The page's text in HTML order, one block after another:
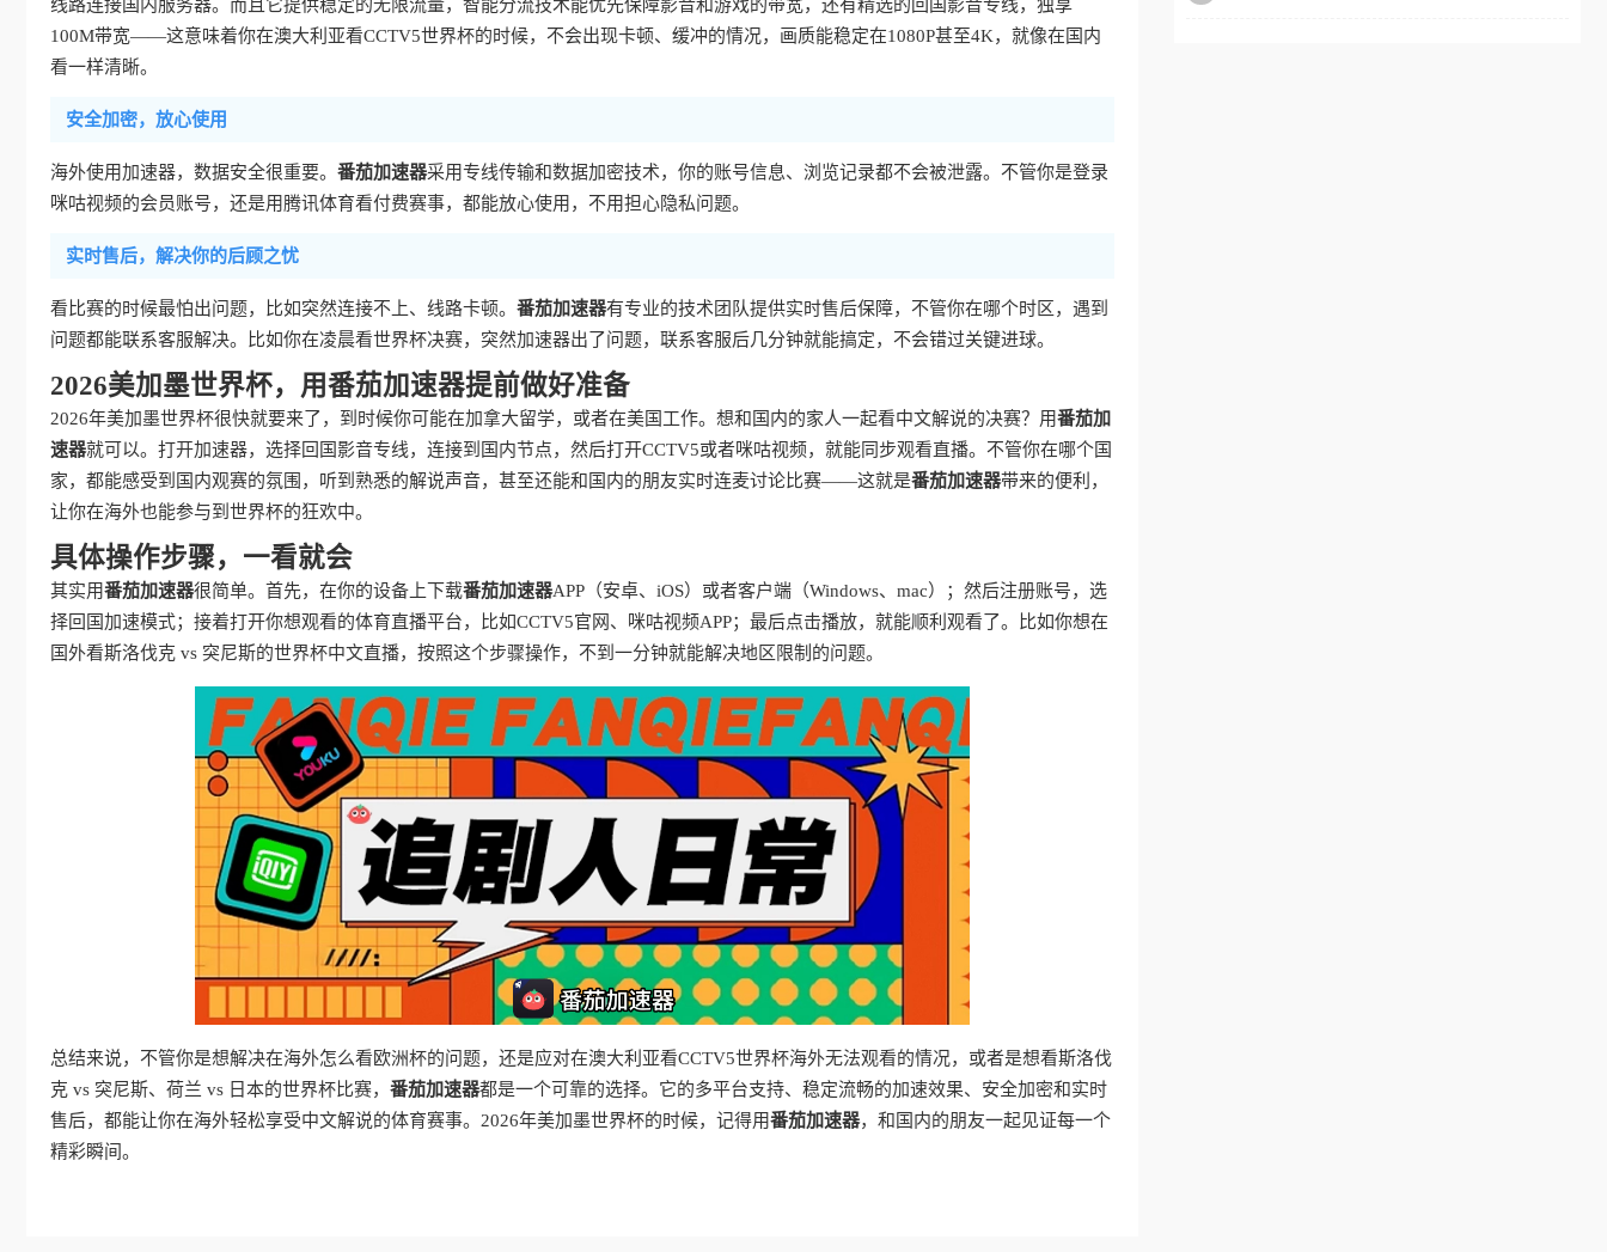
线路连接国内服务器。而且它提供稳定的无限流量，智能分流技术能优先保障影音和游戏的带宽，还有精选的回国影音专线，独享
100M带宽——这意味着你在澳大利亚看CCTV5世界杯的时候，不会出现卡顿、缓冲的情况，画质能稳定在1080P甚至4K，就像在国内
看一样清晰。
安全加密，放心使用
海外使用加速器，数据安全很重要。 番茄加速器采用专线传输和数据加密技术，你的账号信息、浏览记录都不会被泄露。不管你是登录
咪咕视频的会员账号，还是用腾讯体育看付费赛事，都能放心使用，不用担心隐私问题。
实时售后，解决你的后顾之忧
看比赛的时候最怕出问题，比如突然连接不上、线路卡顿。 番茄加速器有专业的技术团队提供实时售后保障，不管你在哪个时区，遇到
问题都能联系客服解决。比如你在凌晨看世界杯决赛，突然加速器出了问题，联系客服后几分钟就能搞定，不会错过关键进球。
2026美加墨世界杯，用番茄加速器提前做好准备
2026年美加墨世界杯很快就要来了，到时候你可能在加拿大留学，或者在美国工作。想和国内的家人一起看中文解说的决赛？用番茄加
速器就可以。打开加速器，选择回国影音专线，连接到国内节点，然后打开CCTV5或者咪咕视频，就能同步观看直播。不管你在哪个国
家，都能感受到国内观赛的氛围，听到熟悉的解说声音，甚至还能和国内的朋友实时连麦讨论比赛——这就是番茄加速器带来的便利，
让你在海外也能参与到世界杯的狂欢中。
具体操作步骤，一看就会
其实用番茄加速器很简单。首先，在你的设备上下载番茄加速器APP（安卓、iOS）或者客户端（Windows、mac）；然后注册账号，选
择回国加速模式；接着打开你想观看的体育直播平台，比如CCTV5官网、咪咕视频APP；最后点击播放，就能顺利观看了。比如你想在
国外看斯洛伐克 vs 突尼斯的世界杯中文直播，按照这个步骤操作，不到一分钟就能解决地区限制的问题。
总结来说，不管你是想解决在海外怎么看欧洲杯的问题，还是应对在澳大利亚看CCTV5世界杯海外无法观看的情况，或者是想看斯洛伐
克 vs 突尼斯、荷兰 vs 日本的世界杯比赛， 番茄加速器都是一个可靠的选择。它的多平台支持、稳定流畅的加速效果、安全加密和实时
售后，都能让你在海外轻松享受中文解说的体育赛事。2026年美加墨世界杯的时候，记得用番茄加速器，和国内的朋友一起见证每一个
精彩瞬间。